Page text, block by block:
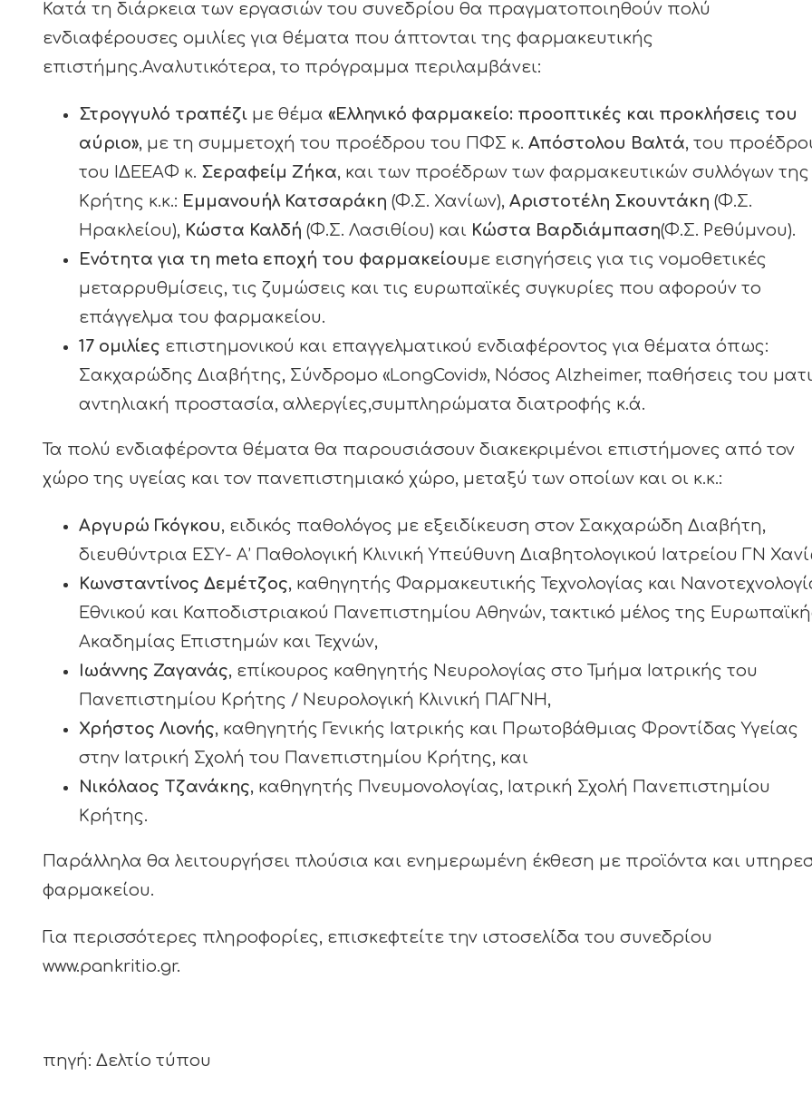
Κατά τη διάρκεια των εργασιών του συνεδρίου θα πραγματοποιηθούν πολύ
ενδιαφέρουσες ομιλίες για θέματα που άπτονται της φαρμακευτικής
επιστήμης.Αναλυτικότερα, το πρόγραμμα περιλαμβάνει:
Στρογγυλό τραπέζι με θέμα «Ελληνικό φαρμακείο: προοπτικές και προκλήσεις του
αύριο», με τη συμμετοχή του προέδρου του ΠΦΣ κ. Απόστολου Βαλτά, του
του ΙΔΕΕΑΦ κ. Σεραφείμ Ζήκα, και των προέδρων των φαρμακευτικών συλλόγων της
Κρήτης κ.κ.: Εμμανουήλ Κατσαράκη (Φ.Σ. Χανίων), Αριστοτέλη Σκουντάκη (Φ.Σ.
Ηρακλείου), Κώστα Καλδή (Φ.Σ. Λασιθίου) και Κώστα Βαρδιάμπαση(Φ.Σ. Ρεθύμνου).
Ενότητα για τη meta εποχή του φαρμακείουμε εισηγήσεις για τις νομοθετικές
μεταρρυθμίσεις, τις ζυμώσεις και τις ευρωπαϊκές συγκυρίες που αφορούν το
επάγγελμα του φαρμακείου.
17 ομιλίες επιστημονικού και επαγγελματικού ενδιαφέροντος για θέματα όπως:
Σακχαρώδης Διαβήτης, Σύνδρομο «LongCovid», Νόσος Alzheimer, παθήσεις του
αντηλιακή προστασία, αλλεργίες,συμπληρώματα διατροφής κ.ά.
Τα πολύ ενδιαφέροντα θέματα θα παρουσιάσουν διακεκριμένοι επιστήμονες από τον
χώρο της υγείας και τον πανεπιστημιακό χώρο, μεταξύ των οποίων και οι κ.κ.:
Aργυρώ Γκόγκου, ειδικός παθολόγος με εξειδίκευση στον Σακχαρώδη Διαβήτη,
διευθύντρια ΕΣΥ- Α’ Παθολογική Κλινική Υπεύθυνη Διαβητολογικού Ιατρείου ΓΝ
Κωνσταντίνος Δεμέτζος, καθηγητής Φαρμακευτικής Τεχνολογίας και
Εθνικού και Καποδιστριακού Πανεπιστημίου Αθηνών, τακτικό μέλος της
Ακαδημίας Επιστημών και Τεχνών,
Ιωάννης Ζαγανάς, επίκουρος καθηγητής Νευρολογίας στο Τμήμα Ιατρικής του
Πανεπιστημίου Κρήτης / Νευρολογική Κλινική ΠΑΓΝΗ,
Χρήστος Λιονής, καθηγητής Γενικής Ιατρικής και Πρωτοβάθμιας Φροντίδας Υγείας
στην Ιατρική Σχολή του Πανεπιστημίου Κρήτης, και
Νικόλαος Τζανάκης, καθηγητής Πνευμονολογίας, Ιατρική Σχολή Πανεπιστημίου
Κρήτης.
Παράλληλα θα λειτουργήσει πλούσια και ενημερωμένη έκθεση με προϊόντα και
φαρμακείου.
Για περισσότερες πληροφορίες, επισκεφτείτε την ιστοσελίδα του συνεδρίου
www.pankritio.gr.
πηγή: Δελτίο τύπου